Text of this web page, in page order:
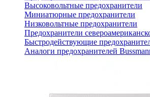
Высоковольтные предохранители
Миниатюрные предохранители
Низковольтные предохранители
Предохранители
Быстродействующие
Аналоги предохранителей